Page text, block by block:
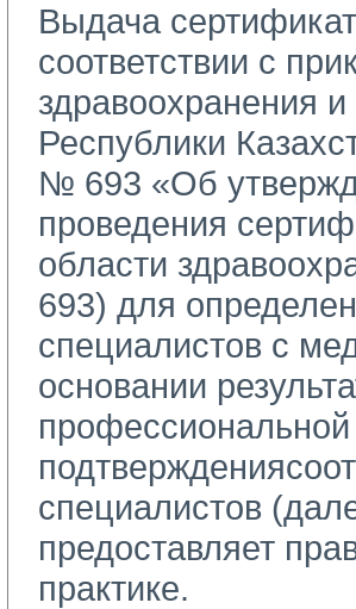
Выдача
соответствии с п
здравоохранения
Республики
№ 693 «Об
проведения
области
693) для
специалистов с
основании
профессиональной
подтверждения
специалистов
предоставляет
практике.